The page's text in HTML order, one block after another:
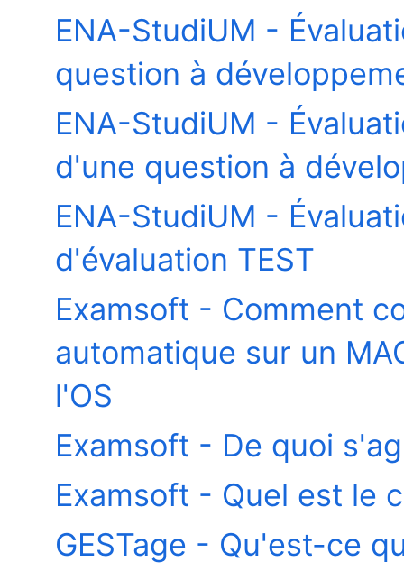
ENA-StudiUM -
question à
ENA-StudiUM -
d'une question à
ENA-StudiUM -
d'évaluation TEST
Examsoft - Comment
automatique sur un
l'OS
Examsoft - De quoi
Examsoft - Quel est le
GESTage - Qu'est-ce